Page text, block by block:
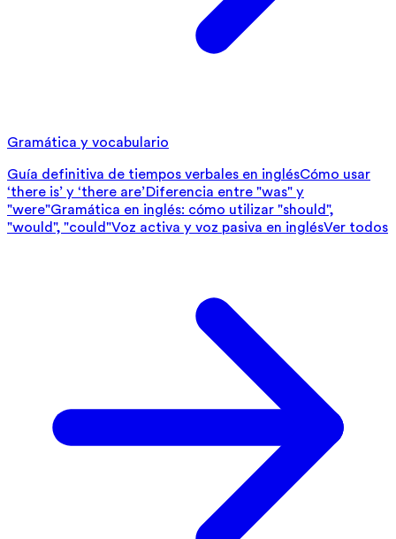
Gramática y vocabulario
Guía definitiva de tiempos verbales en inglésCómo usar
‘there is’ y ‘there are’Diferencia entre "was" y
"were"Gramática en inglés: cómo utilizar "should",
"would", "could"Voz activa y voz pasiva en inglésVer todos